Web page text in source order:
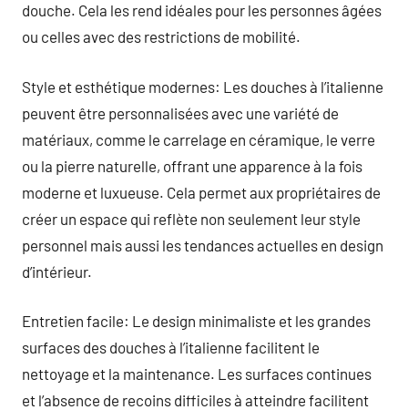
douche. Cela les rend idéales pour les personnes âgées
ou celles avec des restrictions de mobilité.
Style et esthétique modernes: Les douches à l’italienne
peuvent être personnalisées avec une variété de
matériaux, comme le carrelage en céramique, le verre
ou la pierre naturelle, offrant une apparence à la fois
moderne et luxueuse. Cela permet aux propriétaires de
créer un espace qui reflète non seulement leur style
personnel mais aussi les tendances actuelles en design
d’intérieur.
Entretien facile: Le design minimaliste et les grandes
surfaces des douches à l’italienne facilitent le
nettoyage et la maintenance. Les surfaces continues
et l’absence de recoins difficiles à atteindre facilitent